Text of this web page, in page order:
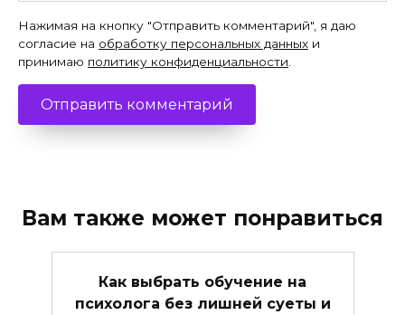
Нажимая на кнопку "Отправить комментарий", я даю
согласие на обработку персональных данных и
принимаю политику конфиденциальности
Вам также может понравиться
Как выбрать обучение на
психолога без лишней суеты и